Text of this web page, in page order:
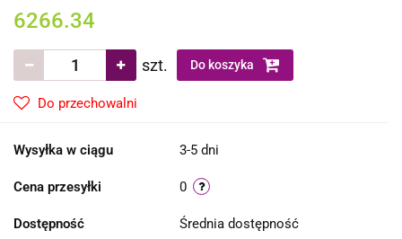
6266.34
szt. Do koszyka
Do przechowalni
Wysyłka w ciągu 3-5 dni
Cena przesyłki 0
Dostępność Średnia dostępność